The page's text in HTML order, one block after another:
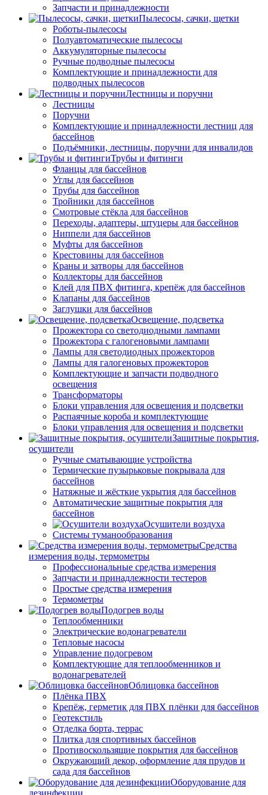
Запчасти и принадлежности
Пылесосы, сачки, щетки
Роботы-пылесосы
Полуавтоматические пылесосы
Аккумуляторные пылесосы
Ручные подводные пылесосы
Комплектующие и принадлежности для
подводных пылесосов
Лестницы и поручни
Лестницы
Поручни
Комплектующие и принадлежности лестниц для
бассейнов
Подъёмники, лестницы, поручни для инвалидов
Трубы и фитинги
Фланцы для бассейнов
Углы для бассейнов
Трубы для бассейнов
Тройники для бассейнов
Смотровые стёкла для бассейнов
Переходы, адаптеры, штуцеры для бассейнов
Ниппели для бассейнов
Муфты для бассейнов
Крестовины для бассейнов
Краны и затворы для бассейнов
Коллекторы для бассейнов
Клей для ПВХ фитинга, крепёж для бассейнов
Клапаны для бассейнов
Заглушки для бассейнов
Освещение, подсветка
Прожектора со светодиодными лампами
Прожектора с галогеновыми лампами
Лампы для светодиодных прожекторов
Лампы для галогеновых прожекторов
Комплектующие и запчасти подводного
освещения
Трансформаторы
Блоки управления для освещения и подсветки
Распаячные короба и комплектующие
Блоки управления для освещения и подсветки
Защитные покрытия,
осушители
Ручные сматывающие устройства
Термические пузырьковые покрывала для
бассейнов
Натяжные и жёсткие укрытия для бассейнов
Автоматические защитные покрытия для
бассейнов
Осушители воздуха
Системы туманообразования
Средства
измерения воды, термометры
Профессиональные средства измерения
Запчасти и принадлежности тестеров
Простые средства измерения
Термометры
Подогрев воды
Теплообменники
Электрические водонагреватели
Тепловые насосы
Управление подогревом
Комплектующие для теплообменников и
водонагревателей
Облицовка бассейнов
Плёнка ПВХ
Крепёж, герметик для ПВХ плёнки для бассейнов
Геотекстиль
Отделка борта, террас
Плитка для спортивных бассейнов
Противоскользящие покрытия для бассейнов
Окружающий декор, оформление для прудов и
сада для бассейнов
Оборудование для
дезинфекции